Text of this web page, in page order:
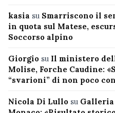
kasia su Smarriscono il
in quota sul Matese,
Soccorso alpino
Giorgio su Il ministero
Molise, Forche Caudine:
“svarioni” di non poco
Nicola Di Lullo su Galleria